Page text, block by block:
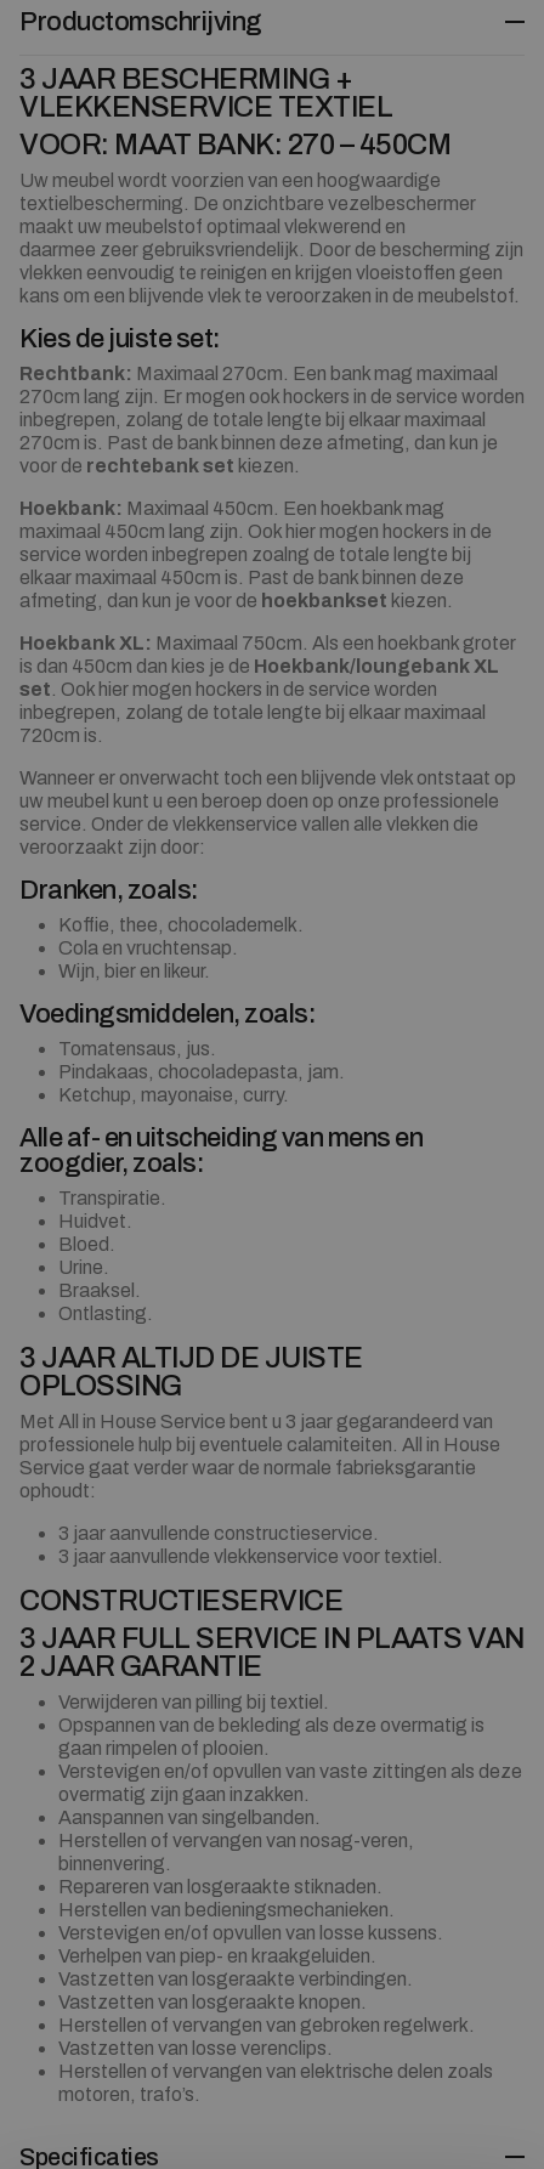
Productomschrijving
3 JAAR BESCHERMING +
VLEKKENSERVICE TEXTIEL
VOOR: MAAT BANK: 270 – 450CM
Uw meubel wordt voorzien van een hoogwaardige
textielbescherming. De onzichtbare vezelbeschermer
maakt uw meubelstof optimaal vlekwerend en
daarmee zeer gebruiksvriendelijk. Door de bescherming zijn
vlekken eenvoudig te reinigen en krijgen vloeistoffen geen
kans om een blijvende vlek te veroorzaken in de meubelstof.
Kies de juiste set:
Rechtbank: Maximaal 270cm. Een bank mag maximaal
270cm lang zijn. Er mogen ook hockers in de service worden
inbegrepen, zolang de totale lengte bij elkaar maximaal
270cm is. Past de bank binnen deze afmeting, dan kun je
voor de rechtebank set kiezen.
Hoekbank: Maximaal 450cm. Een hoekbank mag
maximaal 450cm lang zijn. Ook hier mogen hockers in de
service worden inbegrepen zoalng de totale lengte bij
elkaar maximaal 450cm is. Past de bank binnen deze
afmeting, dan kun je voor de hoekbankset kiezen.
Hoekbank XL: Maximaal 750cm. Als een hoekbank groter
is dan 450cm dan kies je de Hoekbank/loungebank XL
set . Ook hier mogen hockers in de service worden
inbegrepen, zolang de totale lengte bij elkaar maximaal
720cm is.
Wanneer er onverwacht toch een blijvende vlek ontstaat op
uw meubel kunt u een beroep doen op onze professionele
service. Onder de vlekkenservice vallen alle vlekken die
veroorzaakt zijn door:
Dranken, zoals:
Koffie, thee, chocolademelk.
Cola en vruchtensap.
Wijn, bier en likeur.
Voedingsmiddelen, zoals:
Tomatensaus, jus.
Pindakaas, chocoladepasta, jam.
Ketchup, mayonaise, curry.
Alle af- en uitscheiding van mens en
zoogdier, zoals:
Transpiratie.
Huidvet.
Bloed.
Urine.
Braaksel.
Ontlasting.
3 JAAR ALTIJD DE JUISTE
OPLOSSING
Met All in House Service bent u 3 jaar gegarandeerd van
professionele hulp bij eventuele calamiteiten. All in House
Service gaat verder waar de normale fabrieksgarantie
ophoudt:
3 jaar aanvullende constructieservice.
3 jaar aanvullende vlekkenservice voor textiel.
CONSTRUCTIESERVICE
3 JAAR FULL SERVICE IN PLAATS VAN
2 JAAR GARANTIE
Verwijderen van pilling bij textiel.
Opspannen van de bekleding als deze overmatig is
gaan rimpelen of plooien.
Verstevigen en/of opvullen van vaste zittingen als deze
overmatig zijn gaan inzakken.
Aanspannen van singelbanden.
Herstellen of vervangen van nosag-veren,
binnenvering.
Repareren van losgeraakte stiknaden.
Herstellen van bedieningsmechanieken.
Verstevigen en/of opvullen van losse kussens.
Verhelpen van piep- en kraakgeluiden.
Vastzetten van losgeraakte verbindingen.
Vastzetten van losgeraakte knopen.
Herstellen of vervangen van gebroken regelwerk.
Vastzetten van losse verenclips.
Herstellen of vervangen van elektrische delen zoals
motoren, trafo’s.
Specificaties